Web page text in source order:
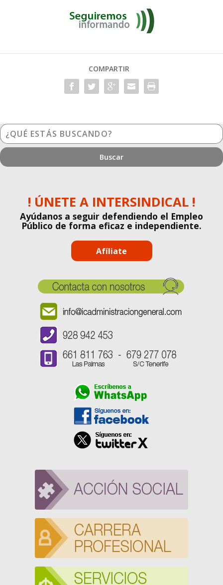
COMPARTIR
¿Qué
estás
buscando?
! ÚNETE A INTERSINDICAL !
Ayúdanos a seguir defendiendo el Empleo
Público de forma eficaz e independiente.
Afíliate